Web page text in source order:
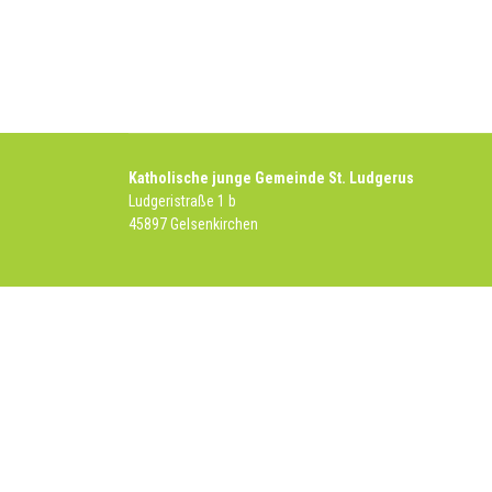
Katholische junge Gemeinde St. Ludgerus
Ludgeristraße 1 b
45897 Gelsenkirchen